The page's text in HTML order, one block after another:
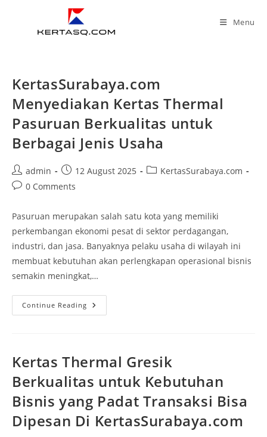
Menu
KertasSurabaya.com
Menyediakan Kertas Thermal
Pasuruan Berkualitas untuk
Berbagai Jenis Usaha
admin 12 August 2025
KertasSurabaya.com
0 Comments
Pasuruan merupakan salah satu kota yang memiliki
perkembangan ekonomi pesat di sektor perdagangan,
industri, dan jasa. Banyaknya pelaku usaha di wilayah ini
membuat kebutuhan akan perlengkapan operasional bisnis
semakin meningkat,…
Continue Reading
Kertas Thermal Gresik
Berkualitas untuk Kebutuhan
Bisnis yang Padat Transaksi Bisa
Dipesan Di KertasSurabaya.com